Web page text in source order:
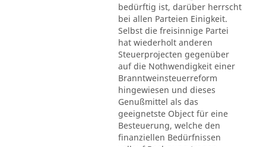
bedürftig ist, darüber herrscht
bei allen Parteien Einigkeit.
Selbst die freisinnige Partei
hat wiederholt anderen
Steuerprojecten gegenüber
auf die Nothwendigkeit einer
Branntweinsteuerreform
hingewiesen und dieses
Genußmittel als das
geeignetste Object für eine
Besteuerung, welche den
finanziellen Bedürfnissen